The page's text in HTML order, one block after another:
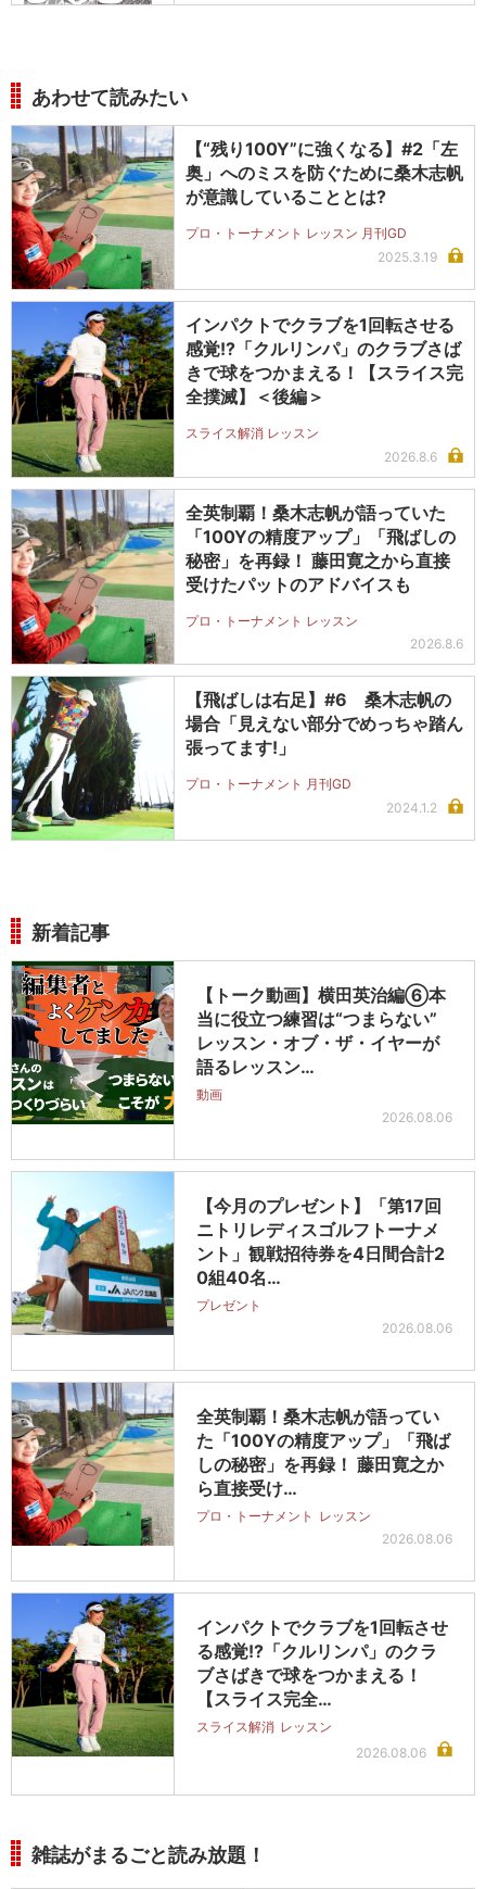
あわせて読みたい
【“残り100Y”に強くなる】#2「左
奥」へのミスを防ぐために桑木志帆
が意識していることとは?
プロ・トーナメント レッスン 月刊GD
2025.3.19
インパクトでクラブを1回転させる
感覚!?「クルリンパ」のクラブさば
きで球をつかまえる！【スライス完
全撲滅】＜後編＞
スライス解消 レッスン
2026.8.6
全英制覇！桑木志帆が語っていた
「100Yの精度アップ」「飛ばしの
秘密」を再録！ 藤田寛之から直接
受けたパットのアドバイスも
プロ・トーナメント レッスン
2026.8.6
【飛ばしは右足】#6 桑木志帆の
場合「見えない部分でめっちゃ踏ん
張ってます!」
プロ・トーナメント 月刊GD
2024.1.2
新着記事
【トーク動画】横田英治編⑥本
当に役立つ練習は“つまらない”
レッスン・オブ・ザ・イヤーが
語るレッスン…
動画
2026.08.06
【今月のプレゼント】「第17回
ニトリレディスゴルフトーナメ
ント」観戦招待券を4日間合計2
0組40名…
プレゼント
2026.08.06
全英制覇！桑木志帆が語ってい
た「100Yの精度アップ」「飛ば
しの秘密」を再録！ 藤田寛之か
ら直接受け…
プロ・トーナメント レッスン
2026.08.06
インパクトでクラブを1回転させ
る感覚!?「クルリンパ」のクラ
ブさばきで球をつかまえる！
【スライス完全…
スライス解消 レッスン
2026.08.06
雑誌がまるごと読み放題！